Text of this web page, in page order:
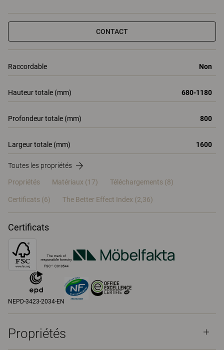
CONTACT
Raccordable Non
Hauteur totale (mm) 680-1180
Profondeur totale (mm) 800
Largeur totale (mm) 1600
Toutes les propriétés
Propriétés Matériaux (17) Téléchargements (8)
Certificats (6) The Better Effect Index (2,36)
Certificats
NEPD-3423-2034-EN
Propriétés